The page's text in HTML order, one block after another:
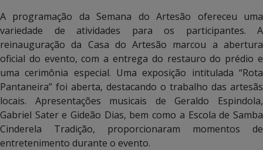
A programação da Semana do Artesão ofereceu uma
variedade de atividades para os participantes. A
reinauguração da Casa do Artesão marcou a abertura
oficial do evento, com a entrega do restauro do prédio e
uma cerimônia especial. Uma exposição intitulada “Rota
Pantaneira” foi aberta, destacando o trabalho das artesãs
locais. Apresentações musicais de Geraldo Espindola,
Gabriel Sater e Gideão Dias, bem como a Escola de Samba
Cinderela Tradição, proporcionaram momentos de
entretenimento durante o evento.